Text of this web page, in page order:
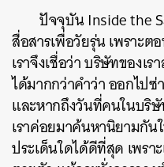
ปัจจุบัน Inside the
สื่อสารเพื่อวัยรุ่น เพราะ
เราจึงเชื่อว่า บริษัทของเ
ได้มากกว่าคำว่า ออกไป
และหากถึงวันที่คนในบริ
เราค่อยมาค้นหานิยามกัน
ประเด็นใดได้ดีที่สุด เพรา